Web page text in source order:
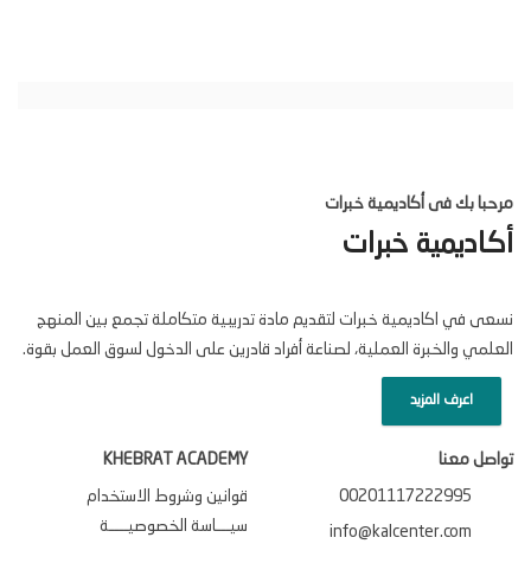
مرحبا بك فى أكاديمية خبرات
أكاديمية خبرات
نسعى في اكاديمية خبرات لتقديم مادة تدريبية متكاملة تجمع بين المنهج
العلمي والخبرة العملية، لصناعة أفراد قادرين على الدخول لسوق العمل بقوة.
اعرف المزيد
تواصل معنا
00201117222995
info@kalcenter.com
KHEBRAT ACADEMY
قوانين وشروط الاستخدام
سيـــاسة الخصوصيــــة